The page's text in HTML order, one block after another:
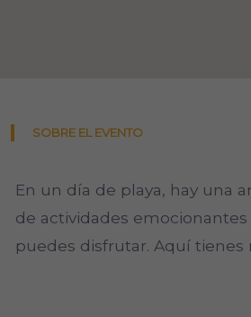
SOBRE EL EVENTO
En un día de playa, hay una
de actividades
puedes disfrutar. Aquí tienes